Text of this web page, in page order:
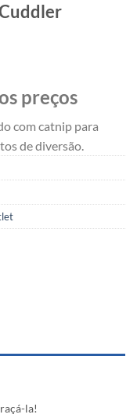
preços
com catnip para
de diversão.
la!